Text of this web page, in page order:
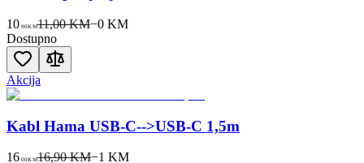
10 90KM11,00 KM−0KM
Dostupno
Akcija
Kabl Hama USB-C-->USB-C 1,5m
16 00KM16,90 KM−1 KM